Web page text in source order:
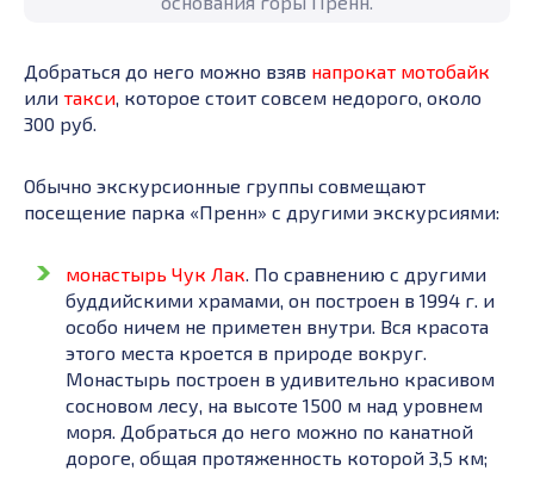
Добраться до него можно взяв напрокат мотобайк
или такси, которое стоит совсем недорого, около
300 руб.
Обычно экскурсионные группы совмещают
посещение парка «Пренн» с другими экскурсиями:
монастырь Чук Лак. По сравнению с другими
буддийскими храмами, он построен в 1994 г. и
особо ничем не приметен внутри. Вся красота
этого места кроется в природе вокруг.
Монастырь построен в удивительно красивом
сосновом лесу, на высоте 1500 м над уровнем
моря. Добраться до него можно по канатной
дороге, общая протяженность которой 3,5 км;